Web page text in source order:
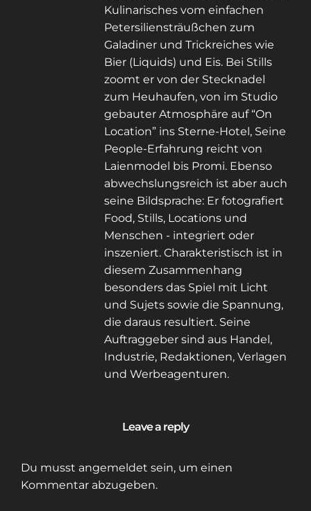
Kulinarisches vom einfachen
Petersiliensträußchen zum
Galadiner und Trickreiches wie
Bier (Liquids) und Eis. Bei Stills
zoomt er von der Stecknadel
zum Heuhaufen, von im Studio
gebauter Atmosphäre auf “On
Location” ins Sterne-Hotel, Seine
People-Erfahrung reicht von
Laienmodel bis Promi. Ebenso
abwechslungsreich ist aber auch
seine Bildsprache: Er fotografiert
Food, Stills, Locations und
Menschen - integriert oder
inszeniert. Charakteristisch ist in
diesem Zusammenhang
besonders das Spiel mit Licht
und Sujets sowie die Spannung,
die daraus resultiert. Seine
Auftraggeber sind aus Handel,
Industrie, Redaktionen, Verlagen
und Werbeagenturen.
Leave a reply
Du musst angemeldet sein, um einen
Kommentar abzugeben.